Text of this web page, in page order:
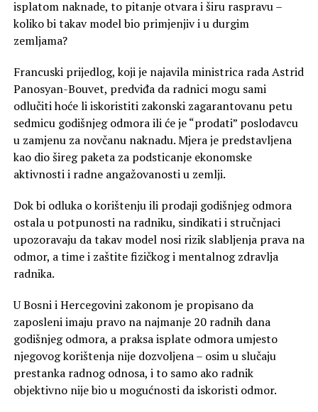
isplatom naknade, to pitanje otvara i širu raspravu –
koliko bi takav model bio primjenjiv i u durgim
zemljama?
Francuski prijedlog, koji je najavila ministrica rada Astrid
Panosyan-Bouvet, predviđa da radnici mogu sami
odlučiti hoće li iskoristiti zakonski zagarantovanu petu
sedmicu godišnjeg odmora ili će je “prodati” poslodavcu
u zamjenu za novčanu naknadu. Mjera je predstavljena
kao dio šireg paketa za podsticanje ekonomske
aktivnosti i radne angažovanosti u zemlji.
Dok bi odluka o korištenju ili prodaji godišnjeg odmora
ostala u potpunosti na radniku, sindikati i stručnjaci
upozoravaju da takav model nosi rizik slabljenja prava na
odmor, a time i zaštite fizičkog i mentalnog zdravlja
radnika.
U Bosni i Hercegovini zakonom je propisano da
zaposleni imaju pravo na najmanje 20 radnih dana
godišnjeg odmora, a praksa isplate odmora umjesto
njegovog korištenja nije dozvoljena – osim u slučaju
prestanka radnog odnosa, i to samo ako radnik
objektivno nije bio u mogućnosti da iskoristi odmor.